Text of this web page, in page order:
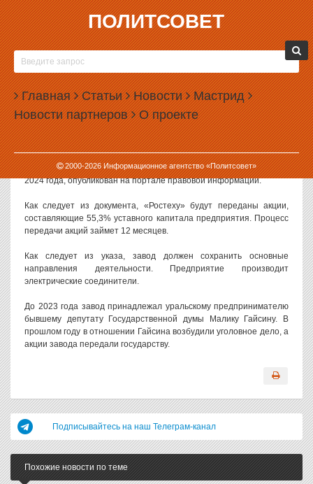
ПОЛИТСОВЕТ
Главная Статьи Новости Мастрид
Новости партнеров О проекте
2000-2026Информационное агентство «Политсовет»
08.05.2024, 09:22
ПУТИН ОТДАЛ БЫВШИЙ ЗАВОД МАЛИКА
ГАЙСИНА «РОСТЕХУ»
Президент РФ Владимир Путин распорядился передать акции
уральского завода «Исеть» госкорпорации «Ростех». До
прошлого года этот завод принадлежал экс-депутату Госдумы
Малику Гайсину.
Указ президента, подписанный в день его инаугурации 7 мая
2024 года, опубликован на портале правовой информации.
Как следует из документа, «Ростеху» будут переданы акции,
составляющие 55,3% уставного капитала предприятия. Процесс
передачи акций займет 12 месяцев.
Как следует из указа, завод должен сохранить основные
направления деятельности. Предприятие производит
электрические соединители.
До 2023 года завод принадлежал уральскому предпринимателю
бывшему депутату Государственной думы Малику Гайсину. В
прошлом году в отношении Гайсина возбудили уголовное дело, а
акции завода передали государству.
Подписывайтесь на наш Телеграм-канал
Похожие новости по теме